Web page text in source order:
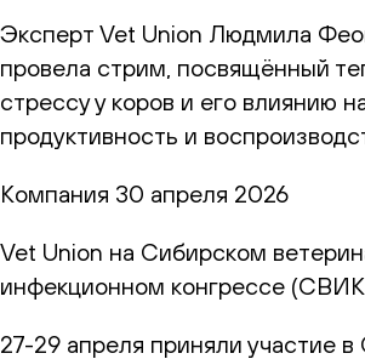
Эксперт Vet Union Людмила
провела стрим, посвящённый
стрессу у коров и его влиянию
продуктивность и
Компания 30 апреля 2026
Vet Union на Сибирском
инфекционном конгрессе
27-29 апреля приняли участие